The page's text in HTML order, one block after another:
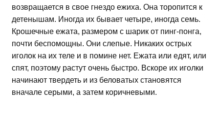
возвращается в свое гнездо ежиха. Она торопится к
детенышам. Иногда их бывает четыре, иногда семь.
Крошечные ежата, размером с шарик от пинг-понга,
почти беспомощны. Они слепые. Никаких острых
иголок на их теле и в помине нет. Ежата или едят, или
спят, поэтому растут очень быстро. Вскоре их иголки
начинают твердеть и из беловатых становятся
вначале серыми, а затем коричневыми.